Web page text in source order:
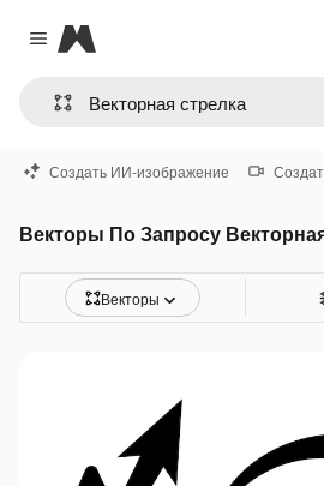
Close menu
Magnific
Создать ИИ-изображение
Векторы По Запросу
Векторы